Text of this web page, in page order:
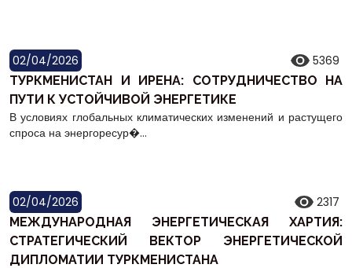
02/04/2026 5369
ТУРКМЕНИСТАН И ИРEНA: СОТРУДНИЧЕСТВО НА
ПУТИ К УСТОЙЧИВОЙ ЭНЕРГЕТИКЕ
В условиях глобальных климатических изменений и растущего
спроса на энергоресур�...
02/04/2026 2317
МЕЖДУНАРОДНАЯ ЭНЕРГЕТИЧЕСКАЯ ХАРТИЯ:
СТРАТЕГИЧЕСКИЙ ВЕКТОР ЭНЕРГЕТИЧЕСКОЙ
ДИПЛОМАТИИ ТУРКМЕНИСТАНА